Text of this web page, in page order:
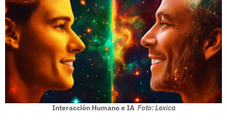
Interacción Humano e IA Foto: Lexica